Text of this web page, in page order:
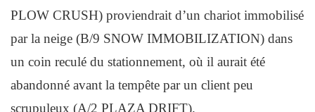
PLOW CRUSH) proviendrait d’un chariot immobilisé
par la neige (B/9 SNOW IMMOBILIZATION) dans
un coin reculé du stationnement, où il aurait été
abandonné avant la tempête par un client peu
scrupuleux (A/2 PLAZA DRIFT).